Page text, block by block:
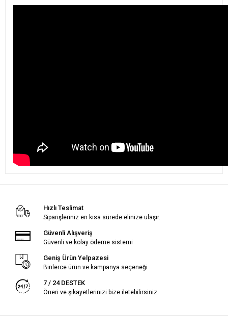
Hızlı Teslimat
Siparişleriniz en kısa sürede elinize ulaşır.
Güvenli Alışveriş
Güvenli ve kolay ödeme sistemi
Geniş Ürün Yelpazesi
Binlerce ürün ve kampanya seçeneği
7 / 24 DESTEK
Öneri ve şikayetlerinizi bize iletebilirsiniz.